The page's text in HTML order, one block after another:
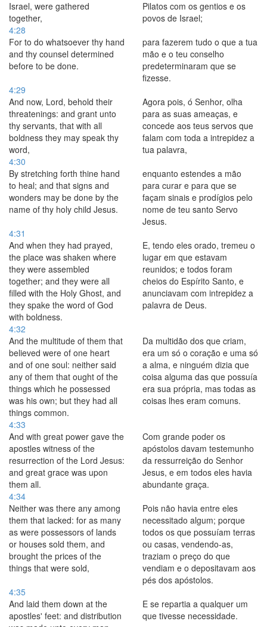
Israel, were gathered
together,
Pilatos com os gentios e os
povos de Israel;
4:28
For to do whatsoever thy hand
and thy counsel determined
before to be done.
para fazerem tudo o que a tua
mão e o teu conselho
predeterminaram que se
fizesse.
4:29
And now, Lord, behold their
threatenings: and grant unto
thy servants, that with all
boldness they may speak thy
word,
Agora pois, ó Senhor, olha
para as suas ameaças, e
concede aos teus servos que
falam com toda a intrepidez a
tua palavra,
4:30
By stretching forth thine hand
to heal; and that signs and
wonders may be done by the
name of thy holy child Jesus.
enquanto estendes a mão
para curar e para que se
façam sinais e prodígios pelo
nome de teu santo Servo
Jesus.
4:31
And when they had prayed,
the place was shaken where
they were assembled
together; and they were all
filled with the Holy Ghost, and
they spake the word of God
with boldness.
E, tendo eles orado, tremeu o
lugar em que estavam
reunidos; e todos foram
cheios do Espírito Santo, e
anunciavam com intrepidez a
palavra de Deus.
4:32
And the multitude of them that
believed were of one heart
and of one soul: neither said
any of them that ought of the
things which he possessed
was his own; but they had all
things common.
Da multidão dos que criam,
era um só o coração e uma só
a alma, e ninguém dizia que
coisa alguma das que possuía
era sua própria, mas todas as
coisas lhes eram comuns.
4:33
And with great power gave the
apostles witness of the
resurrection of the Lord Jesus:
and great grace was upon
them all.
Com grande poder os
apóstolos davam testemunho
da ressurreição do Senhor
Jesus, e em todos eles havia
abundante graça.
4:34
Neither was there any among
them that lacked: for as many
as were possessors of lands
or houses sold them, and
brought the prices of the
things that were sold,
Pois não havia entre eles
necessitado algum; porque
todos os que possuíam terras
ou casas, vendendo-as,
traziam o preço do que
vendiam e o depositavam aos
pés dos apóstolos.
4:35
And laid them down at the
apostles' feet: and distribution
E se repartia a qualquer um
que tivesse necessidade.